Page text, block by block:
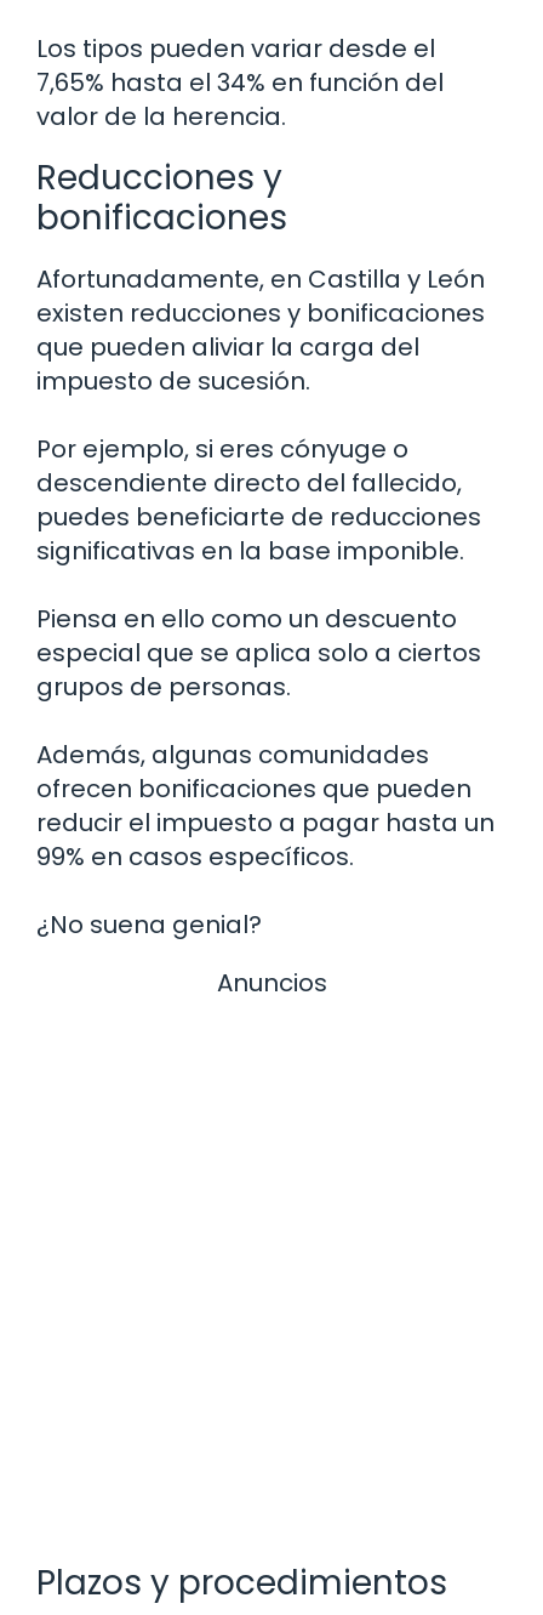
Los tipos pueden variar desde el
7,65% hasta el 34% en función del
valor de la herencia.
Reducciones y
bonificaciones
Afortunadamente, en Castilla y León
existen reducciones y bonificaciones
que pueden aliviar la carga del
impuesto de sucesión.
Por ejemplo, si eres cónyuge o
descendiente directo del fallecido,
puedes beneficiarte de reducciones
significativas en la base imponible.
Piensa en ello como un descuento
especial que se aplica solo a ciertos
grupos de personas.
Además, algunas comunidades
ofrecen bonificaciones que pueden
reducir el impuesto a pagar hasta un
99% en casos específicos.
¿No suena genial?
Anuncios
Plazos y procedimientos